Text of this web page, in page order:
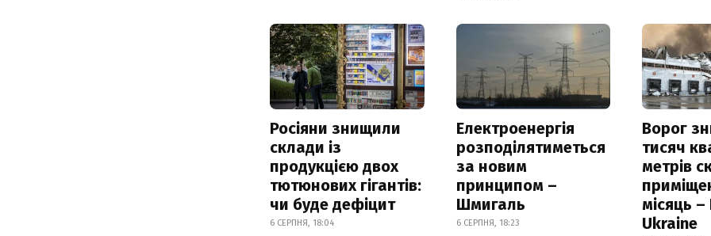
Росіяни знищили
склади із
продукцією двох
тютюнових гігантів:
чи буде дефіцит
6 СЕРПНЯ, 18:04
Електроенергія
розподілятиметься
за новим
принципом –
Шмигаль
6 СЕРПНЯ, 18:23
Ворог
тисяч
метрів
місяць –
Ukraine